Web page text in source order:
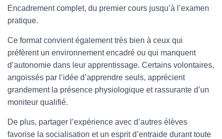
Encadrement complet, du premier cours jusqu’à l’examen
pratique.
Ce format convient également très bien à ceux qui
préfèrent un environnement encadré ou qui manquent
d’autonomie dans leur apprentissage. Certains volontaires,
angoissés par l’idée d’apprendre seuls, apprécient
grandement la présence physiologique et rassurante d’un
moniteur qualifié.
De plus, partager l’expérience avec d’autres élèves
favorise la socialisation et un esprit d’entraide durant toute